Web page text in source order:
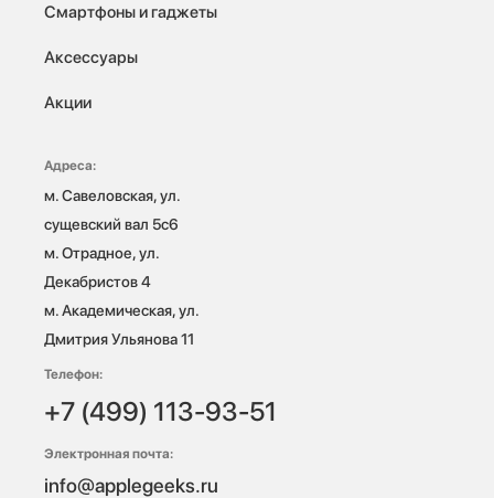
Смартфоны и гаджеты
Аксессуары
Акции
Адреса:
м. Савеловская, ул.
сущевский вал 5с6
м. Отрадное, ул.
Декабристов 4
м. Академическая, ул.
Дмитрия Ульянова 11
Телефон:
+7 (499) 113-93-51
Электронная почта:
info@applegeeks.ru